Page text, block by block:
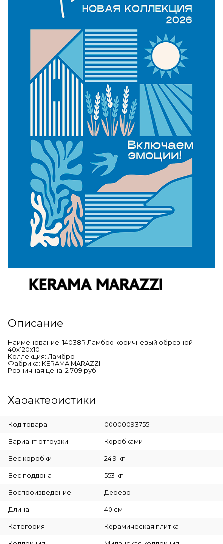
Описание
Наименование: 14038R Ламбро коричневый обрезной
40x120x10
Коллекция: Ламбро
Фабрика: KERAMA MARAZZI
Розничная цена: 2 709 руб.
Характеристики
Код товара 00000093755
Вариант отгрузки Коробками
Вес коробки 24.9 кг
Вес поддона 553 кг
Воспроизведение Дерево
Длина 40 см
Категория Керамическая плитка